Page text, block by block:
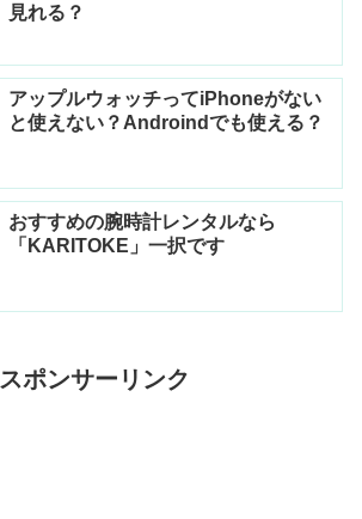
見れる？
アップルウォッチってiPhoneがない
と使えない？Androindでも使える？
おすすめの腕時計レンタルなら
「KARITOKE」一択です
スポンサーリンク